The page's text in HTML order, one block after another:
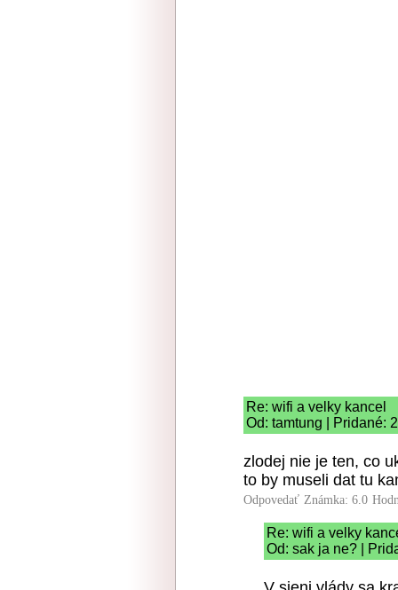
Re: wifi a velky kancel
Od: tamtung | Pridané:
zlodej nie je ten, co
to by museli dat tu
Odpovedať Známka: 6.0
Re: wifi a velky
Od: sak ja ne? |